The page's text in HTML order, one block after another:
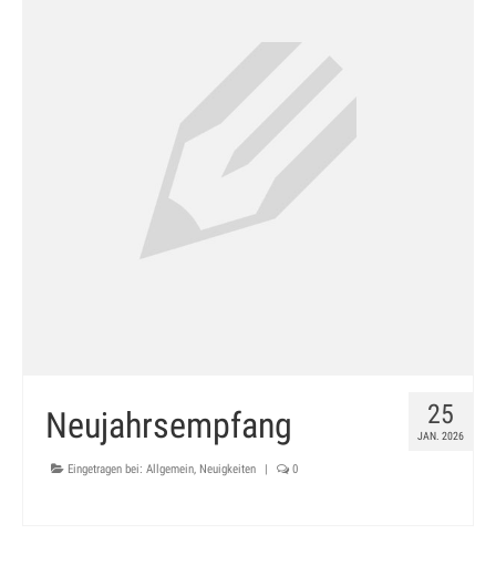
25
JAN. 2026
Neujahrsempfang
Eingetragen bei: Allgemein, Neuigkeiten | 0